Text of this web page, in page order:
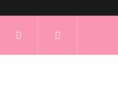
Prihlásenie